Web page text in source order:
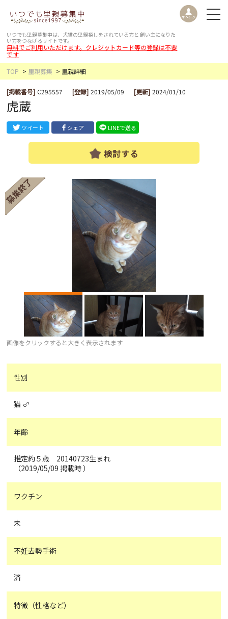
いつでも里親募集中は、犬猫の里親探しをされている方と 飼い主になりた
い方をつなげるサイトです。
無料でご利用いただけます。クレジットカード等の登録は不要
です
TOP
里親募集 里親詳細
[掲載番号] C295557 [登録] 2019/05/09 [更新] 2024/01/10
虎蔵
ツイート シェア LINEで送る
検討する
画像をクリックすると大きく表示されます
性別
猫 ♂
年齢
推定約５歳 20140723生まれ
（2019/05/09 掲載時 ）
ワクチン
未
不妊去勢手術
済
特徴（性格など）